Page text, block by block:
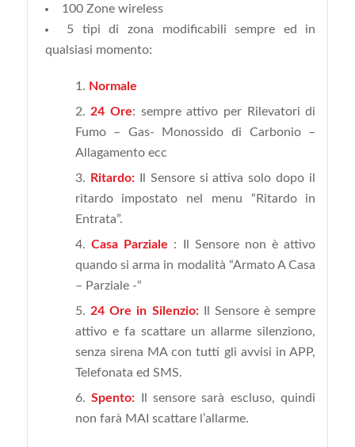
100 Zone wireless
5 tipi di zona modificabili sempre ed in
qualsiasi momento:
Normale
24 Ore: sempre attivo per Rilevatori di
Fumo – Gas- Monossido di Carbonio –
Allagamento ecc
Ritardo:
Il Sensore si attiva solo dopo il
ritardo impostato nel menu “Ritardo in
Entrata”.
Casa Parziale : Il Sensore non è attivo
quando si arma in modalità “Armato A Casa
– Parziale -“
24 Ore in Silenzio:Il Sensore è sempre
attivo e fa scattare un allarme silenziono,
senza sirena MA con tutti gli avvisi in APP,
Telefonata ed SMS.
Spento:
Il sensore sarà escluso, quindi
non farà MAI scattare l’allarme.